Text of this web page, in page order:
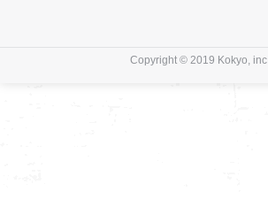
Copyright © 2019 Kokyo, inc